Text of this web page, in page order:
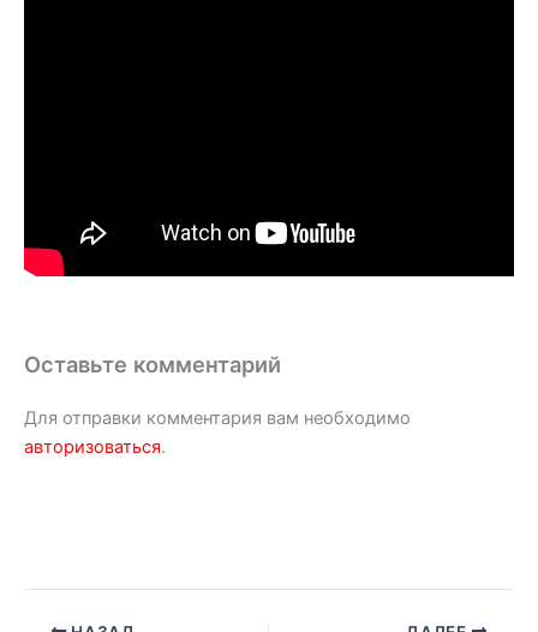
Оставьте комментарий
Для отправки комментария вам необходимо
авторизоваться.